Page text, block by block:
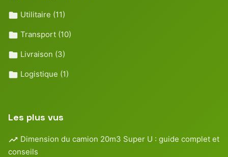
Utilitaire (11)
Transport (10)
Livraison (3)
Logistique (1)
Les plus vus
Dimension du camion 20m3 Super U : guide complet et
conseils